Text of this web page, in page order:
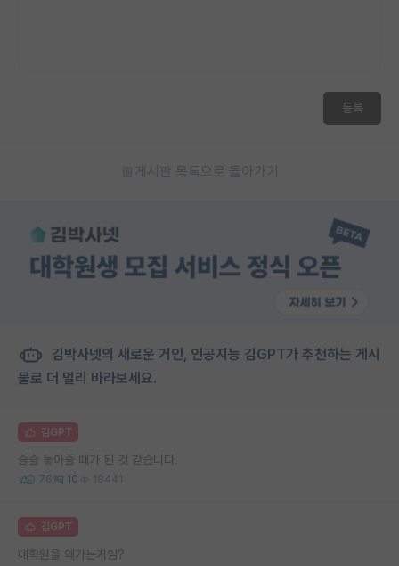
등록
게시판 목록으로 돌아가기
김박사넷의 새로운 거인, 인공지능 김GPT가 추천하는 게시
물로 더 멀리 바라보세요.
김GPT
슬슬 놓아줄 때가 된 것 같습니다.
76 10 18441
김GPT
대학원을 왜가는거임?